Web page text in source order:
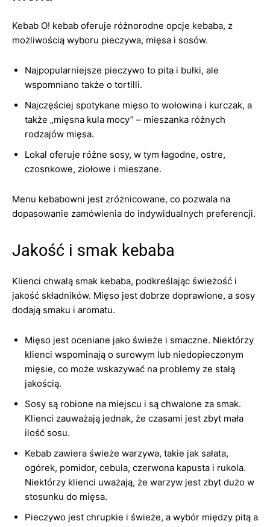
Kebab O! kebab oferuje różnorodne opcje kebaba, z
możliwością wyboru pieczywa, mięsa i sosów.
Najpopularniejsze pieczywo to pita i bułki, ale
wspomniano także o tortilli.
Najczęściej spotykane mięso to wołowina i kurczak, a
także „mięsna kula mocy” – mieszanka różnych
rodzajów mięsa.
Lokal oferuje różne sosy, w tym łagodne, ostre,
czosnkowe, ziołowe i mieszane.
Menu kebabowni jest zróżnicowane, co pozwala na
dopasowanie zamówienia do indywidualnych preferencji.
Jakość i smak kebaba
Klienci chwalą smak kebaba, podkreślając świeżość i
jakość składników. Mięso jest dobrze doprawione, a sosy
dodają smaku i aromatu.
Mięso jest oceniane jako świeże i smaczne. Niektórzy
klienci wspominają o surowym lub niedopieczonym
mięsie, co może wskazywać na problemy ze stałą
jakością.
Sosy są robione na miejscu i są chwalone za smak.
Klienci zauważają jednak, że czasami jest zbyt mała
ilość sosu.
Kebab zawiera świeże warzywa, takie jak sałata,
ogórek, pomidor, cebula, czerwona kapusta i rukola.
Niektórzy klienci uważają, że warzyw jest zbyt dużo w
stosunku do mięsa.
Pieczywo jest chrupkie i świeże, a wybór między pitą a